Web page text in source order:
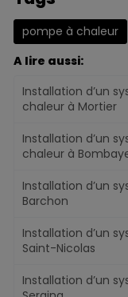
pompe à chaleur
A lire aussi:
Installation d’un
chaleur à Mortier
Installation d’un
chaleur à
Installation d’un
Barchon
Installation d’un
Saint-Nicolas
Installation d’un